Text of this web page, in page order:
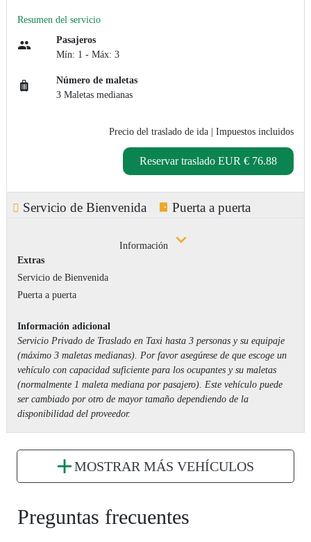
Resumen del servicio
Pasajeros
Mín: 1 - Máx: 3
Número de maletas
3 Maletas medianas
Precio del traslado de ida | Impuestos incluidos
Reservar traslado EUR € 76.88
Servicio de Bienvenida Puerta a puerta
Información
Extras
Servicio de Bienvenida
Puerta a puerta
Información adicional
Servicio Privado de Traslado en Taxi hasta 3 personas y su equipaje
(máximo 3 maletas medianas). Por favor asegúrese de que escoge un
vehículo con capacidad suficiente para los ocupantes y su maletas
(normalmente 1 maleta mediana por pasajero). Este vehículo puede
ser cambiado por otro de mayor tamaño dependiendo de la
disponibilidad del proveedor.
MOSTRAR MÁS VEHÍCULOS
Preguntas frecuentes